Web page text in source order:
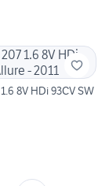
8V HDi 93CV SW